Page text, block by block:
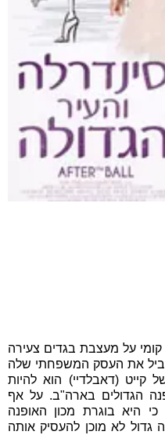
על מעצבת בגדים צעירה
את העסק המשפחתי שלה
קייט (דאבלדיי) הוא להיות
הגדולים בארה"ב. על אף
כי היא בוגרת מכון האופנה
גדול לא מוכן להעסיק אותה